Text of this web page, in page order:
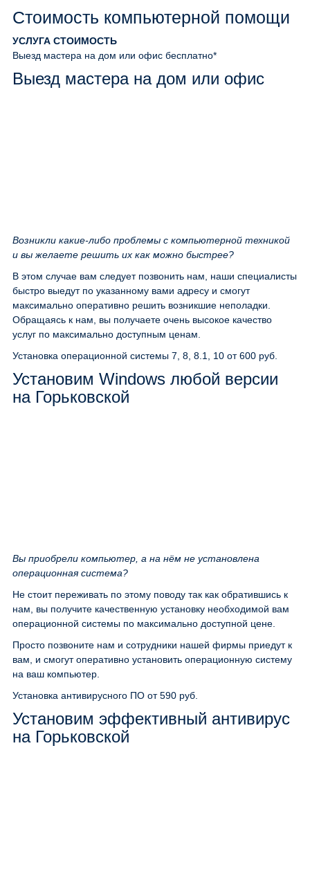
Стоимость компьютерной помощи
УСЛУГА СТОИМОСТЬ
Выезд мастера на дом или офис бесплатно*
Выезд мастера на дом или офис
Возникли какие-либо проблемы с компьютерной техникой
и вы желаете решить их как можно быстрее?
В этом случае вам следует позвонить нам, наши специалисты
быстро выедут по указанному вами адресу и смогут
максимально оперативно решить возникшие неполадки.
Обращаясь к нам, вы получаете очень высокое качество
услуг по максимально доступным ценам.
Установка операционной системы 7, 8, 8.1, 10 от 600 руб.
Установим Windows любой версии
на Горьковской
Вы приобрели компьютер, а на нём не установлена
операционная система?
Не стоит переживать по этому поводу так как обратившись к
нам, вы получите качественную установку необходимой вам
операционной системы по максимально доступной цене.
Просто позвоните нам и сотрудники нашей фирмы приедут к
вам, и смогут оперативно установить операционную систему
на ваш компьютер.
Установка антивирусного ПО от 590 руб.
Установим эффективный антивирус
на Горьковской